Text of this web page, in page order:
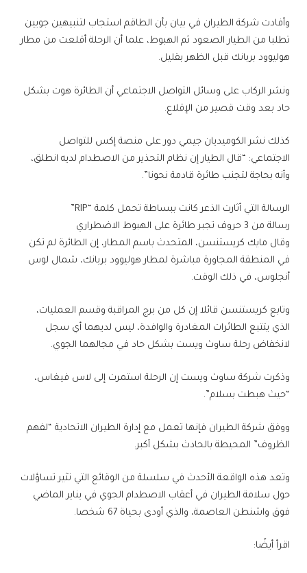
وأفادت شركة الطيران في بيان بأن الطاقم استجاب لتنبيهين جويين
تطلبا من الطيار الصعود ثم الهبوط، علما أن الرحلة أقلعت من مطار
هوليوود بربانك قبل الظهر بقليل.
ونشر الركاب على وسائل التواصل الاجتماعي أن الطائرة هوت بشكل
حاد بعد وقت قصير من الإقلاع.
كذلك نشر الكوميديان جيمي دور على منصة إكس للتواصل
الاجتماعي: “قال الطيار إن نظام التحذير من الاصطدام لديه انطلق،
وأنه بحاجة لتجنب طائرة قادمة نحونا”.
الرسالة التي أثارت الذعر كانت ببساطة تحمل كلمة “RIP”
رسالة من 3 حروف تجبر طائرة على الهبوط الاضطراري
وقال مايك كريستنسن، المتحدث باسم المطار، إن الطائرة لم تكن
في المنطقة المجاورة مباشرة لمطار هوليوود بربانك، شمال لوس
أنجلوس، في ذلك الوقت.
وتابع كريستنسن قائلا إن كل من برج المراقبة وقسم العمليات،
الذي يتتبع الطائرات المغادرة والوافدة، ليس لديهما أي سجل
لانخفاض رحلة ساوث ويست بشكل حاد في مجالهما الجوي.
وذكرت شركة ساوث ويست إن الرحلة استمرت إلى لاس فيغاس،
“حيث هبطت بسلام”.
ووفق شركة الطيران فإنها تعمل مع إدارة الطيران الاتحادية “لفهم
الظروف” المحيطة بالحادث بشكل أكبر.
وتعد هذه الواقعة الأحدث في سلسلة من الوقائع التي تثير تساؤلات
حول سلامة الطيران في أعقاب الاصطدام الجوي في يناير الماضي
فوق واشنطن العاصمة، والذي أودى بحياة 67 شخصا.
اقرأ أيضًا: